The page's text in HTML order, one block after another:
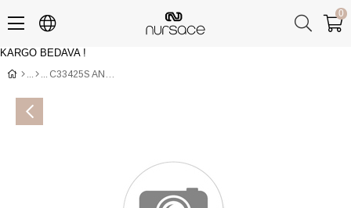
KARGO BEDAVA !
0
C33425S ANALIN+NAPA STREC Siyah